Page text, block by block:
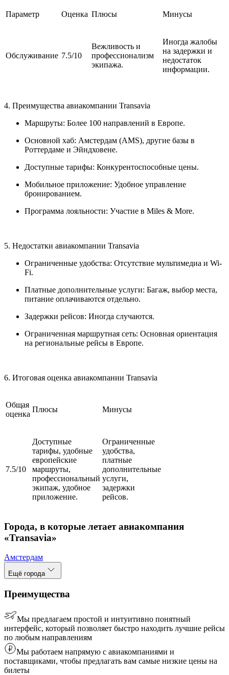
Параметр Оценка Плюсы Минусы
Обслуживание 7.5/10
Вежливость и
профессионализм
экипажа.
Иногда жалобы
на задержки и
недостаток
информации.
4. Преимущества авиакомпании Transavia
Маршруты: Более 100 направлений в Европе.
Основной хаб: Амстердам (AMS), другие базы в
Роттердаме и Эйндховене.
Доступные тарифы: Конкурентоспособные цены.
Мобильное приложение: Удобное управление
бронированием.
Программа лояльности: Участие в Miles & More.
5. Недостатки авиакомпании Transavia
Ограниченные удобства: Отсутствие мультимедиа и Wi-
Fi.
Платные дополнительные услуги: Багаж, выбор места,
питание оплачиваются отдельно.
Задержки рейсов: Иногда случаются.
Ограниченная маршрутная сеть: Основная ориентация
на региональные рейсы в Европе.
6. Итоговая оценка авиакомпании Transavia
Общая
оценка
Плюсы Минусы
7.5/10
Доступные
тарифы, удобные
европейские
маршруты,
профессиональный
экипаж, удобное
приложение.
Ограниченные
удобства,
платные
дополнительные
услуги,
задержки
рейсов.
Города, в которые летает авиакомпания
«Transavia»
Амстердам
Ещё города
Преимущества
Мы предлагаем простой и интуитивно понятный
интерфейс, который позволяет быстро находить лучшие рейсы
по любым направлениям
Мы работаем напрямую с авиакомпаниями и
поставщиками, чтобы предлагать вам самые низкие цены на
билеты